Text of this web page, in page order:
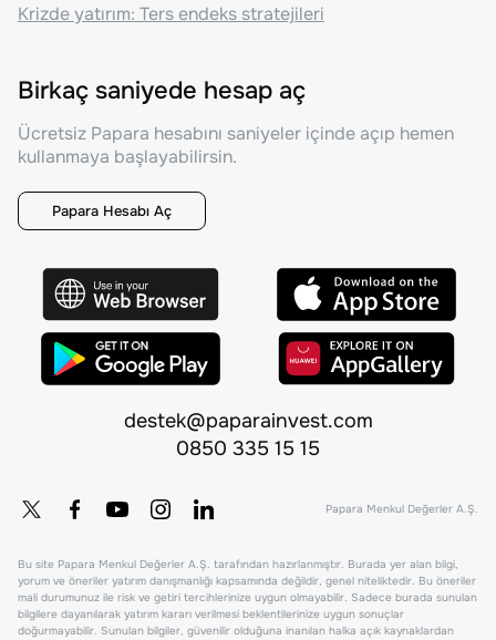
Krizde yatırım: Ters endeks stratejileri
Birkaç saniyede hesap aç
Ücretsiz Papara hesabını saniyeler içinde açıp hemen
kullanmaya başlayabilirsin.
Papara Hesabı Aç
destek@paparainvest.com
0850 335 15 15
Papara Menkul Değerler A.Ş.
Bu site Papara Menkul Değerler A.Ş. tarafından hazırlanmıştır. Burada yer alan bilgi,
yorum ve öneriler yatırım danışmanlığı kapsamında değildir, genel niteliktedir. Bu öneriler
mali durumunuz ile risk ve getiri tercihlerinize uygun olmayabilir. Sadece burada sunulan
bilgilere dayanılarak yatırım kararı verilmesi beklentilerinize uygun sonuçlar
doğurmayabilir. Sunulan bilgiler, güvenilir olduğuna inanılan halka açık kaynaklardan